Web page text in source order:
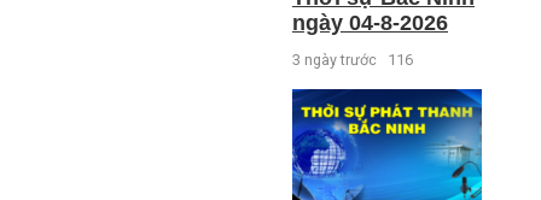
ngày 04-8-2026
3 ngày trước 116